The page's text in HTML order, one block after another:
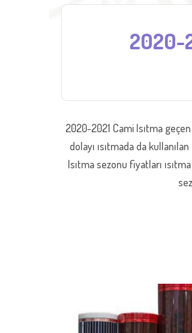
2020-
2020-2021 Cami Isıtma
dolayı ısıtmada da
Isıtma sezonu fiyatları